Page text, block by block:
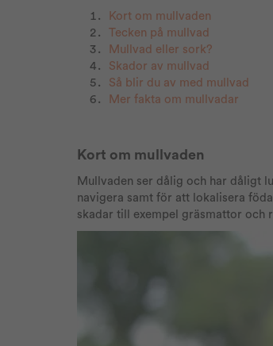
Kort om mullvaden
Tecken på mullvad
Mullvad eller sork?
Skador av mullvad
Så blir du av med mullvad
M er fakta om mullvadar
Kort om mullvaden
Mullvaden ser dålig och har dåligt
navigera samt för att lokalisera
skadar till exempel gräsmattor och